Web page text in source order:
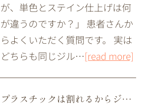
が、単色とステイン仕上げは何
が違うのですか？」 患者さんか
らよくいただく質問です。 実は
どちらも同じジル…[read more]
プラスチックは割れるからジルコニアやセラミックが良いと言われるが本当？